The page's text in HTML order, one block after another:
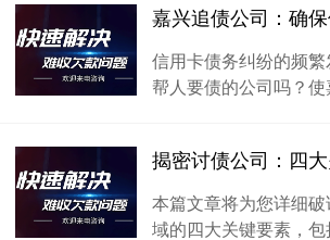
信用卡债务纠纷的频
帮人要债的公司吗？使
揭密讨债公司：四
本篇文章将为您详细
域的四大关键要素，包